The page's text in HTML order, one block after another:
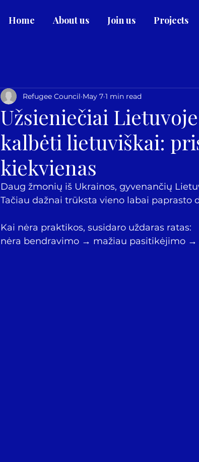
Home About us Join us Projects
Užsieniečiai
kalbėti lietuviškai:
kiekvienas
Refugee Council May 7 1 min read
Daug žmonių iš Ukrainos, gyvenančių
Tačiau dažnai trūksta vieno labai paprasto
Kai nėra praktikos, susidaro uždaras ratas:
nėra bendravimo → mažiau pasitikėjimo →